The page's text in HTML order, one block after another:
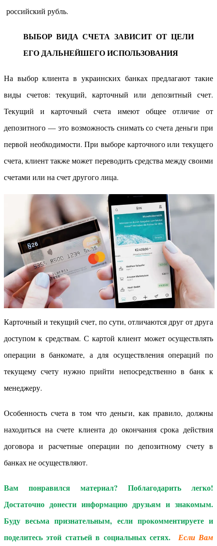
российский рубль.
ВЫБОР ВИДА СЧЕТА ЗАВИСИТ ОТ ЦЕЛИ
ЕГО ДАЛЬНЕЙШЕГО ИСПОЛЬЗОВАНИЯ
На выбор клиента в украинских банках предлагают такие
виды счетов: текущий, карточный или депозитный счет.
Текущий и карточный счета имеют общее отличие от
депозитного — это возможность снимать со счета деньги при
первой необходимости. При выборе карточного или текущего
счета, клиент также может переводить средства между своими
счетами или на счет другого лица.
Карточный и текущий счет, по сути, отличаются друг от друга
доступом к средствам. С картой клиент может осуществлять
операции в банкомате, а для осуществления операций по
текущему счету нужно прийти непосредственно в банк к
менеджеру.
Особенность счета в том что деньги, как правило, должны
находиться на счете клиента до окончания срока действия
договора и расчетные операции по депозитному счету в
банках не осуществляют.
Вам понравился материал? Поблагодарить легко!
Достаточно донести информацию друзьям и знакомым.
Буду весьма признательным, если прокомментируете и
поделитесь этой статьей в социальных сетях.
Если Вам